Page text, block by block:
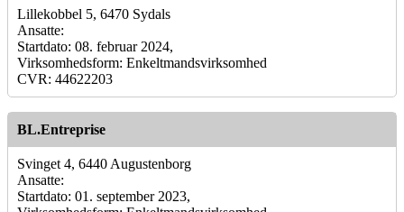
Lillekobbel 5, 6470 Sydals
Ansatte:
Startdato: 08. februar 2024,
Virksomhedsform: Enkeltmandsvirksomhed
CVR: 44622203
BL.Entreprise
Svinget 4, 6440 Augustenborg
Ansatte:
Startdato: 01. september 2023,